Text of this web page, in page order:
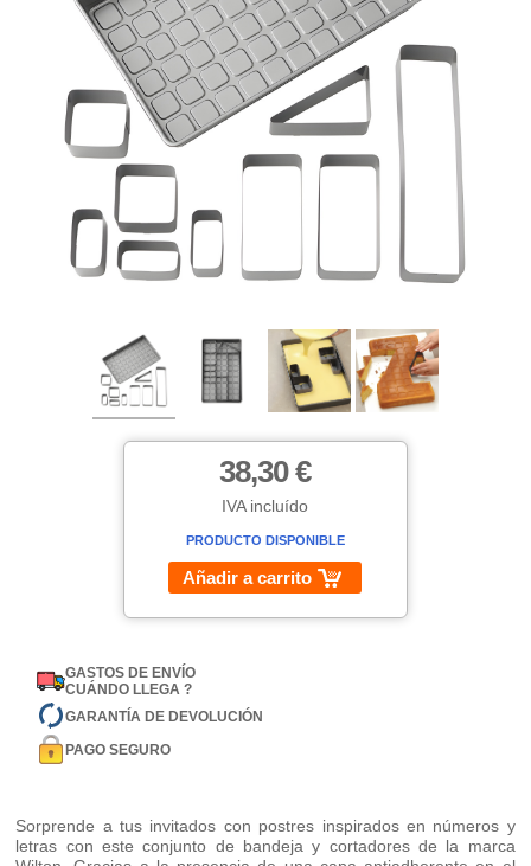
38,30 €
IVA incluído
PRODUCTO DISPONIBLE
Añadir a carrito
GASTOS DE ENVÍO
CUÁNDO LLEGA ?
GARANTÍA DE DEVOLUCIÓN
PAGO SEGURO
Sorprende a tus invitados con postres inspirados en números y
letras con este conjunto de bandeja y cortadores de la marca